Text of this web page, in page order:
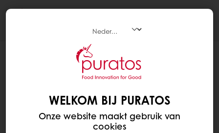
WELKOM BIJ PURATOS
Onze website maakt gebruik van
cookies